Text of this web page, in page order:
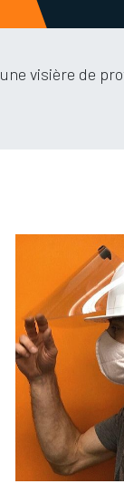
une visière de